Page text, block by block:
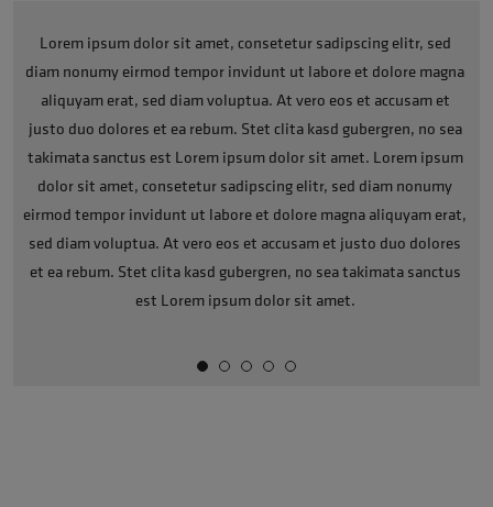
Lorem ipsum dolor sit amet, consetetur sadipscing elitr, sed
diam nonumy eirmod tempor invidunt ut labore et dolore magna
aliquyam erat, sed diam voluptua. At vero eos et accusam et
justo duo dolores et ea rebum. Stet clita kasd gubergren, no sea
takimata sanctus est Lorem ipsum dolor sit amet. Lorem ipsum
dolor sit amet, consetetur sadipscing elitr, sed diam nonumy
eirmod tempor invidunt ut labore et dolore magna aliquyam erat,
sed diam voluptua. At vero eos et accusam et justo duo dolores
et ea rebum. Stet clita kasd gubergren, no sea takimata sanctus
est Lorem ipsum dolor sit amet.